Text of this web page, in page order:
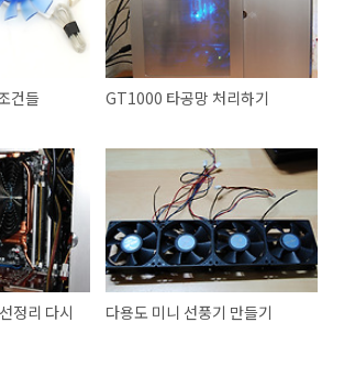
건들 GT1000 타공망 처리하기
정리 다시 다용도 미니 선풍기 만들기